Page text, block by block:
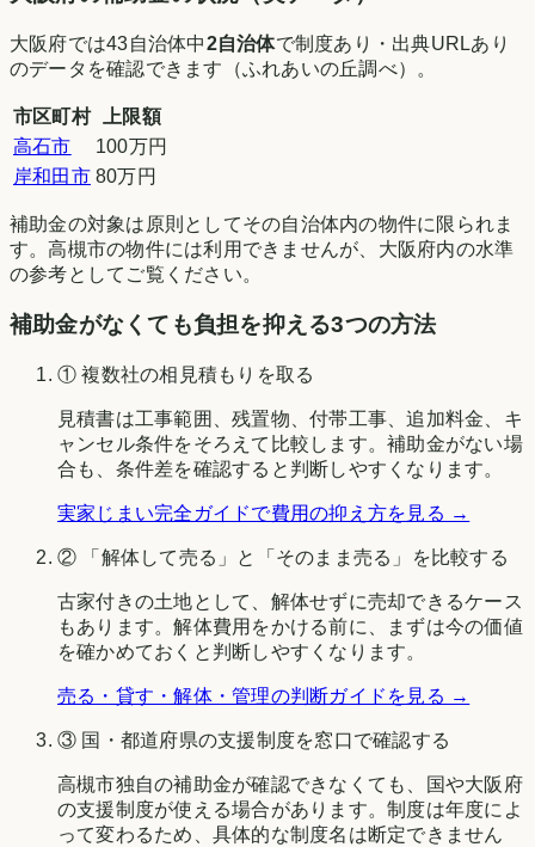
大阪府では43自治体中2自治体で制度あり・出典URLあり
のデータを確認できます（ふれあいの丘調べ）。
市区町村
上限額
高石市
100万円
岸和田市 80万円
補助金の対象は原則としてその自治体内の物件に限られま
す。高槻市の物件には利用できませんが、 大阪府内の水準
の参考としてご覧ください。
補助金がなくても負担を抑える3つの方法
① 複数社の相見積もりを取る
見積書は工事範囲、残置物、付帯工事、追加料金、キ
ャンセル条件をそろえて比較します。補助金がない場
合も、条件差を確認すると判断しやすくなります。
実家じまい完全ガイドで費用の抑え方を見る →
② 「解体して売る」と「そのまま売る」を比較する
古家付きの土地として、解体せずに売却できるケース
もあります。解体費用をかける前に、まずは今の価値
を確かめておくと判断しやすくなります。
売る・貸す・解体・管理の判断ガイドを見る →
③ 国・都道府県の支援制度を窓口で確認する
高槻市独自の補助金が確認できなくても、国や大阪府
の支援制度が使える場合があります。制度は年度によ
って変わるため、具体的な制度名は断定できません